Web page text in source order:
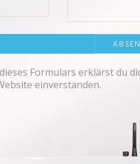
Formulars erklärst du
einverstanden.